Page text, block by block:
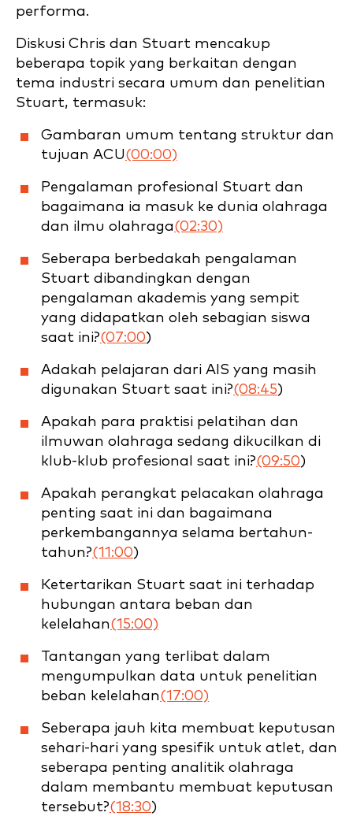
performa.
Diskusi Chris dan Stuart mencakup
beberapa topik yang berkaitan dengan
tema industri secara umum dan penelitian
Stuart, termasuk:
Gambaran umum tentang struktur dan
tujuan ACU(00:00)
Pengalaman profesional Stuart dan
bagaimana ia masuk ke dunia olahraga
dan ilmu olahraga(02:30)
Seberapa berbedakah pengalaman
Stuart dibandingkan dengan
pengalaman akademis yang sempit
yang didapatkan oleh sebagian siswa
saat ini?(07:00)
Adakah pelajaran dari AIS yang masih
digunakan Stuart saat ini?(08:45)
Apakah para praktisi pelatihan dan
ilmuwan olahraga sedang dikucilkan di
klub-klub profesional saat ini?(09:50)
Apakah perangkat pelacakan olahraga
penting saat ini dan bagaimana
perkembangannya selama bertahun-
tahun?(11:00)
Ketertarikan Stuart saat ini terhadap
hubungan antara beban dan
kelelahan(15:00)
Tantangan yang terlibat dalam
mengumpulkan data untuk penelitian
beban kelelahan(17:00)
Seberapa jauh kita membuat keputusan
sehari-hari yang spesifik untuk atlet, dan
seberapa penting analitik olahraga
dalam membantu membuat keputusan
tersebut?(18:30)